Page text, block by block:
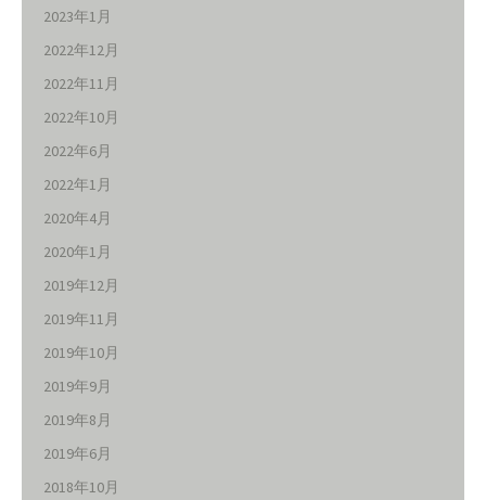
2023年1月
2022年12月
2022年11月
2022年10月
2022年6月
2022年1月
2020年4月
2020年1月
2019年12月
2019年11月
2019年10月
2019年9月
2019年8月
2019年6月
2018年10月